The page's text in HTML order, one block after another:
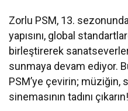
Zorlu PSM, 13.
yapısını, global
birleştirerek
sunmaya devam ediyor.
PSM’ye çevirin; müziğin,
sinemasının tadını çıkarın!